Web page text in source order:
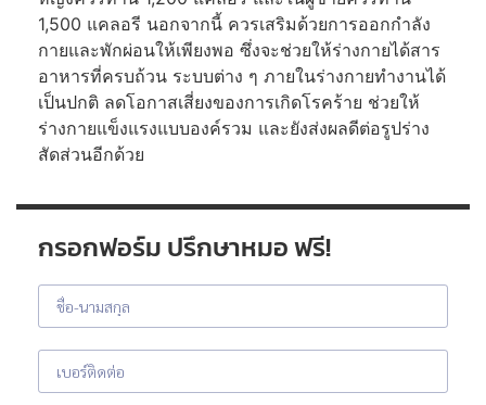
1,500 แคลอรี นอกจากนี้ ควรเสริมด้วยการออกกำลัง
กายและพักผ่อนให้เพียงพอ ซึ่งจะช่วยให้ร่างกายได้สาร
อาหารที่ครบถ้วน ระบบต่าง ๆ ภายในร่างกายทำงานได้
เป็นปกติ ลดโอกาสเสี่ยงของการเกิดโรคร้าย ช่วยให้
ร่างกายแข็งแรงแบบองค์รวม และยังส่งผลดีต่อรูปร่าง
สัดส่วนอีกด้วย
กรอกฟอร์ม ปรึกษาหมอ ฟรี!